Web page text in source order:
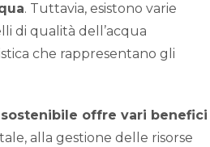
. Tuttavia, esistono varie
di qualità dell’acqua
che rappresentano gli
offre vari benefici
alla gestione delle risorse